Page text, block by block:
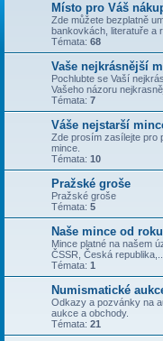
Místo pro Váš
Zde můžete bezplatně
bankovkách, literatuře a
Témata: 68
Vaše nejkrásnější
Pochlubte se Vaší
Vašeho názoru
Témata: 7
Váše nejstarší
Zde prosím zasílejte pro
mince.
Témata: 10
Pražské groše
Pražské groše
Témata: 5
Naše mince od
Mince platné na našem
ČSSR, Česká republika,...
Témata: 1
Numismatické
Odkazy a pozvánky na
aukce a obchody.
Témata: 21